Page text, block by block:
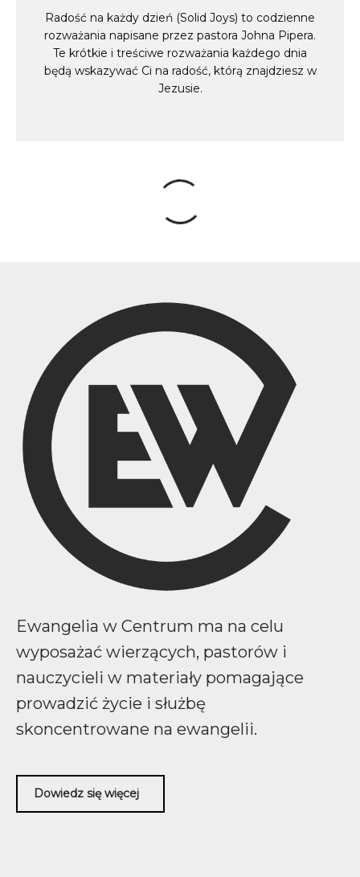
Radość na każdy dzień (Solid Joys) to codzienne
rozważania napisane przez pastora Johna Pipera.
Te krótkie i treściwe rozważania każdego dnia
będą wskazywać Ci na radość, którą znajdziesz w
Jezusie.
Ewangelia w Centrum ma na celu
wyposażać wierzących, pastorów i
nauczycieli w materiały pomagające
prowadzić życie i służbę
skoncentrowane na ewangelii.
Dowiedz się więcej